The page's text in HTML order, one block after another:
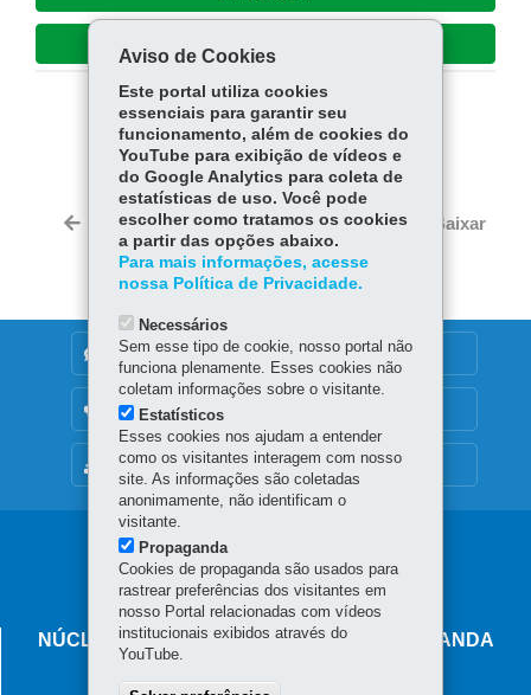
COMPARTILHE:
Fa
ce
bo
ok
Tw
itt
er
W
ha
ts
p
Voltar Início Imprimir Baixar
MAPA DO SITE
DENUNCIE CORRUPÇÃO
OUVIDORIA
Navegação
principal
NÚCLEO REGIONAL DE EDUCAÇÃO DE LOANDA
Aviso de Cookies
Este portal utiliza cookies
essenciais para garantir seu
funcionamento, além de cookies do
YouTube para exibição de vídeos e
do Google Analytics para coleta de
estatísticas de uso. Você pode
escolher como tratamos os cookies
a partir das opções abaixo.
Para mais informações, acesse
nossa Política de Privacidade.
Necessários
Sem esse tipo de cookie, nosso portal não
funciona plenamente. Esses cookies não
coletam informações sobre o visitante.
Estatísticos
Esses cookies nos ajudam a entender
como os visitantes interagem com nosso
site. As informações são coletadas
anonimamente, não identificam o
visitante.
Propaganda
Cookies de propaganda são usados para
rastrear preferências dos visitantes em
nosso Portal relacionadas com vídeos
institucionais exibidos através do
YouTube.